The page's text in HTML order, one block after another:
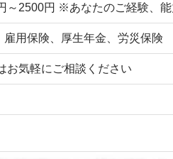
～2500円 ※あなたのご経験、
雇用保険、厚生年金、労災保険
お気軽にご相談ください